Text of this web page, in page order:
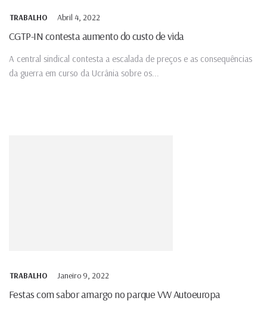
TRABALHO Abril 4, 2022
CGTP-IN contesta aumento do custo de vida
A central sindical contesta a escalada de preços e as consequências
da guerra em curso da Ucrânia sobre os...
TRABALHO Janeiro 9, 2022
Festas com sabor amargo no parque VW Autoeuropa